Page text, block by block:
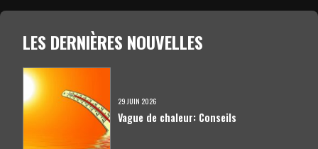
LES DERNIÈRES NOUVELLES
29 JUIN 2026
Vague de chaleur: Conseils